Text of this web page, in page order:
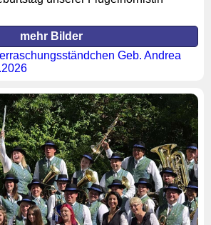
mehr Bilder
Geb. Andrea